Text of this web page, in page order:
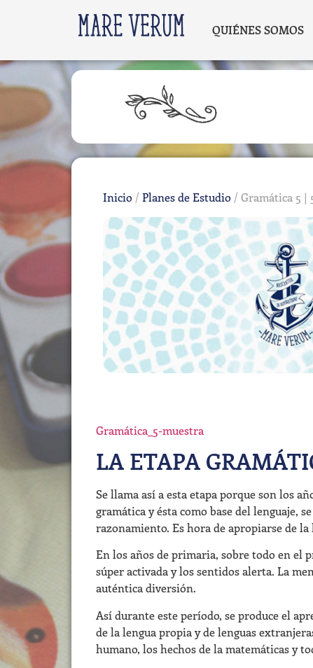
QUIÉNES SOMOS
Inicio / Planes de Estudio / Gramática 5 |
Gramática_5-muestra
LA ETAPA
Se llama así a esta etapa porque son los
gramática y ésta como base del lenguaje,
razonamiento. Es hora de apropiarse de
En los años de primaria, sobre todo en el
súper activada y los sentidos alerta. La
auténtica diversión.
Así durante este período, se produce el
de la lengua propia y de lenguas
humano, los hechos de la matemáticas y